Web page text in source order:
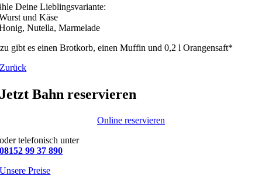
Deine Lieblingsvariante:
und Käse
Nutella, Marmelade
gibt es einen Brotkorb, einen Muffin und 0,2 l Orangensaft*
Zurück
Jetzt Bahn reservieren
Online reservieren
oder telefonisch unter
08152 99 37 890
Unsere Preise